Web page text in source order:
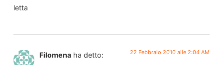
letta
Filomena ha detto: 22 Febbraio 2010 alle 2:04 AM